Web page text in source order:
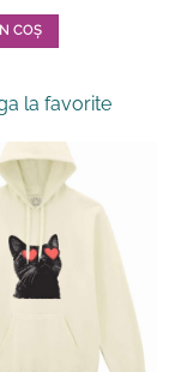
COȘ
la favorite